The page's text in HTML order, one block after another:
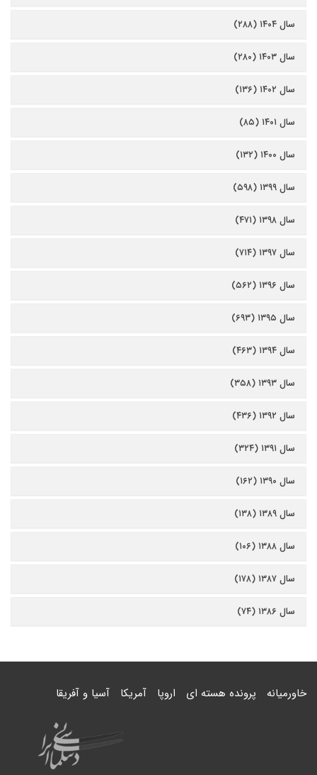
سال ۱۴۰۴ (۲۸۸)
سال ۱۴۰۳ (۲۸۰)
سال ۱۴۰۲ (۱۳۶)
سال ۱۴۰۱ (۸۵)
سال ۱۴۰۰ (۱۳۲)
سال ۱۳۹۹ (۵۹۸)
سال ۱۳۹۸ (۴۷۱)
سال ۱۳۹۷ (۷۱۴)
سال ۱۳۹۶ (۵۶۲)
سال ۱۳۹۵ (۶۹۳)
سال ۱۳۹۴ (۴۶۳)
سال ۱۳۹۳ (۳۵۸)
سال ۱۳۹۲ (۴۳۶)
سال ۱۳۹۱ (۳۲۴)
سال ۱۳۹۰ (۱۶۲)
سال ۱۳۸۹ (۱۳۸)
سال ۱۳۸۸ (۱۰۶)
سال ۱۳۸۷ (۱۷۸)
سال ۱۳۸۶ (۷۴)
خاورمیانه پرونده هسته ای اروپا آمریکا آسیا و آفریقا